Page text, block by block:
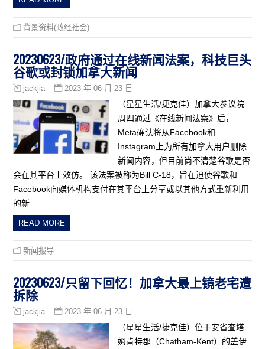
背景资料(政经社会)
20230623/政府通过在线新闻法案，科技巨头
谷歌或封锁加拿大新闻
jackjia 2023 年 06 月 23 日
（星星生活/捷克佳）加拿大参议院
周四通过《在线新闻法案》后，
Meta确认将从Facebook和
Instagram上为所有加拿大用户删除
新闻内容，但目前尚不清楚谷歌是否
会在其平台上效仿。 该法案被称为Bill C-18，旨在迫使谷歌和
Facebook向媒体机构支付在其平台上分享或以其他方式重新利用
的新…
READ MORE
新闻报导
20230623/只留下回忆！加拿大最上镜老宅遭
拆除
jackjia 2023 年 06 月 23 日
（星星生活/捷克佳）位于安省查塔
姆肯特郡（Chatham-Kent）的盖伊